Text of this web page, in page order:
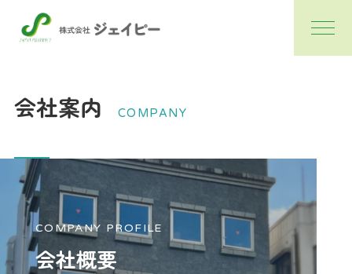
会社案内 COMPANY
COMPANY PROFILE
会社概要